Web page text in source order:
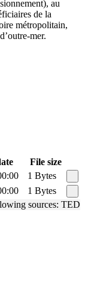
au
de la
métropolitain,
mer.
File size
1 Bytes
1 Bytes
sources: TED